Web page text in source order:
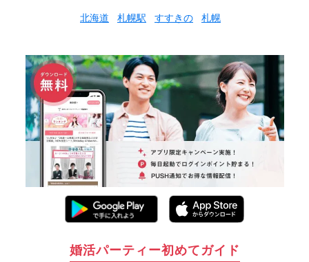
北海道 札幌駅 すすきの 札幌
婚活パーティー初めてガイド